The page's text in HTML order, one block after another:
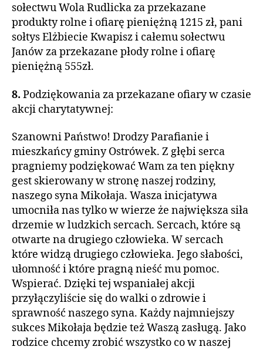
sołectwu Wola Rudlicka za przekazane
produkty rolne i ofiarę pieniężną 1215 zł, pani
sołtys Elżbiecie Kwapisz i całemu sołectwu
Janów za przekazane płody rolne i ofiarę
pieniężną 555zł.
8. Podziękowania za przekazane ofiary w czasie
akcji charytatywnej:
Szanowni Państwo! Drodzy Parafianie i
mieszkańcy gminy Ostrówek. Z głębi serca
pragniemy podziękować Wam za ten piękny
gest skierowany w stronę naszej rodziny,
naszego syna Mikołaja. Wasza inicjatywa
umocniła nas tylko w wierze że największa siła
drzemie w ludzkich sercach. Sercach, które są
otwarte na drugiego człowieka. W sercach
które widzą drugiego człowieka. Jego słabości,
ułomność i które pragną nieść mu pomoc.
Wspierać. Dzięki tej wspaniałej akcji
przyłączyliście się do walki o zdrowie i
sprawność naszego syna. Każdy najmniejszy
sukces Mikołaja będzie też Waszą zasługą. Jako
rodzice chcemy zrobić wszystko co w naszej